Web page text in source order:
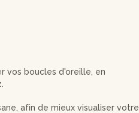
vos boucles d'oreille, en
afin de mieux visualiser votre